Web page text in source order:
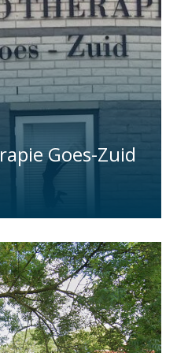
Goes-Zuid